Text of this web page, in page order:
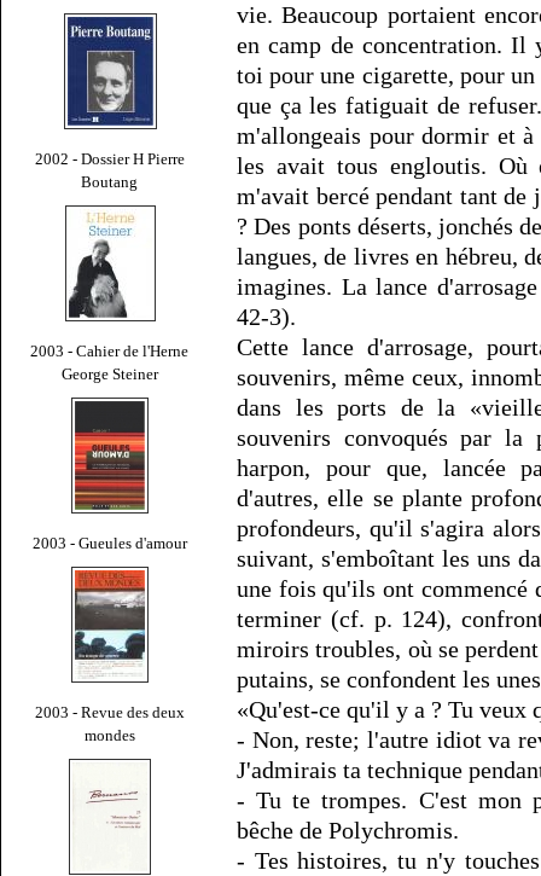
2002 - Dossier H Pierre
Boutang
2003 - Cahier de l'Herne
George Steiner
2003 - Gueules d'amour
2003 - Revue des deux
mondes
vie. Beaucoup portaient
en camp de concentration. Il
toi pour une cigarette, pour
que ça les fatiguait de
m'allongeais pour dormir et
les avait tous engloutis.
m'avait bercé pendant tant de
? Des ponts déserts, jonchés
langues, de livres en hébreu,
imagines. La lance
42-3).
Cette lance d'arrosage,
souvenirs, même ceux,
dans les ports de la
souvenirs convoqués par
harpon, pour que, lancée
d'autres, elle se plante
profondeurs, qu'il s'agira
suivant, s'emboîtant les uns
une fois qu'ils ont
terminer (cf. p. 124),
miroirs troubles, où se
putains, se confondent les
«Qu'est-ce qu'il y a ? Tu veux
- Non, reste; l'autre idiot va
J'admirais ta technique
- Tu te trompes. C'est mon
bêche de Polychromis.
- Tes histoires, tu n'y